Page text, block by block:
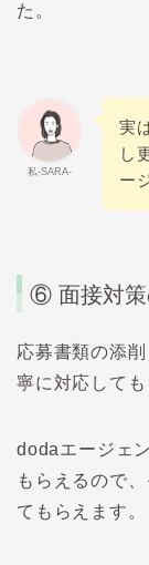
た。
私-SARA-
実
し
ー
⑥ 面接対
応募書類の添
寧に対応しても
dodaエージェ
もらえるので
てもらえます。